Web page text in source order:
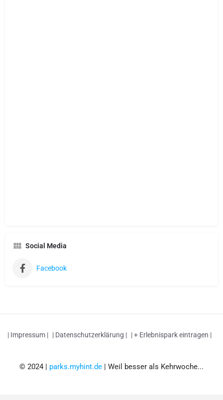
Social Media
Facebook
| Impressum | | Datenschutzerklärung | | + Erlebnispark eintragen |
© 2024 | parks.myhint.de | Weil besser als Kehrwoche...